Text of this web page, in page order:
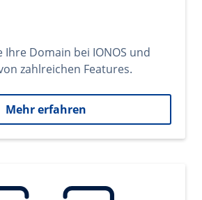
Ihre Domain bei IONOS und
zahlreichen Features.
Mehr erfahren